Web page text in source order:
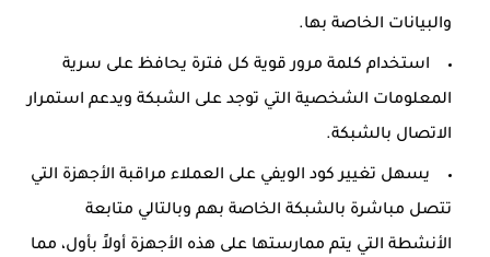
والبيانات الخاصة بها.
استخدام كلمة مرور قوية كل فترة يحافظ على سرية
المعلومات الشخصية التي توجد على الشبكة ويدعم استمرار
الاتصال بالشبكة.
يسهل تغيير كود الويفي على العملاء مراقبة الأجهزة التي
تتصل مباشرة بالشبكة الخاصة بهم وبالتالي متابعة
الأنشطة التي يتم ممارستها على هذه الأجهزة أولاً بأول، مما